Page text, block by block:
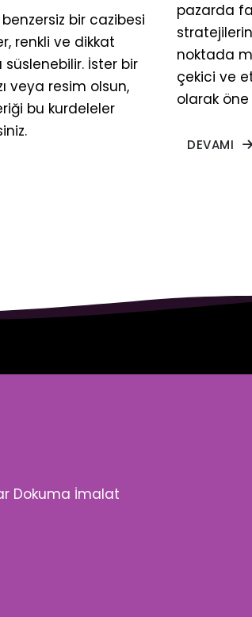
benzersiz bir cazibesi
renkli ve dikkat
İster bir
veya resim olsun,
bu kurdeleler
pazarda
noktada
çekici ve
olarak öne
DEVAMI
Dokuma İmalat